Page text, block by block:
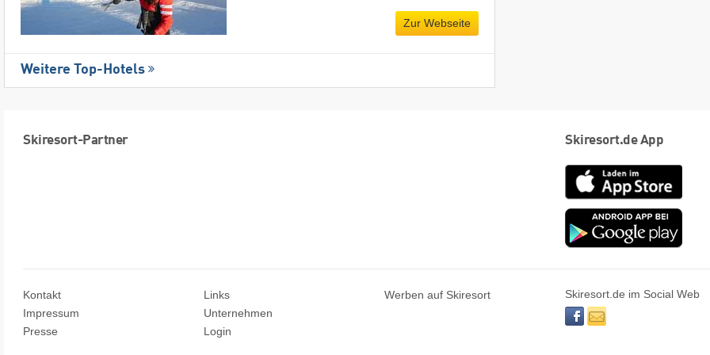
Zur Webseite
Weitere Top-Hotels
Skiresort-Partner Skiresort.de App
App
Store
Kontakt
Impressum
Presse
Links
Unternehmen
Login
Werben auf Skiresort
Skiresort.de im Social Web
facebooknewsletter